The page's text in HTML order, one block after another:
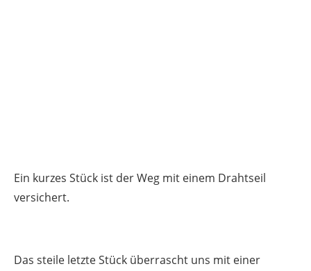
Ein kurzes Stück ist der Weg mit einem Drahtseil
versichert.
Das steile letzte Stück überrascht uns mit einer